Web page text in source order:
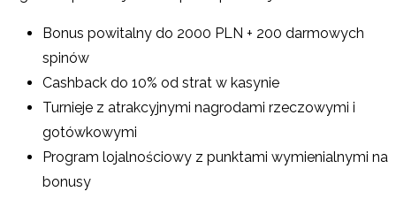
Bonus powitalny do 2000 PLN + 200 darmowych
spinów
Cashback do 10% od strat w kasynie
Turnieje z atrakcyjnymi nagrodami rzeczowymi i
gotówkowymi
Program lojalnościowy z punktami wymienialnymi na
bonusy